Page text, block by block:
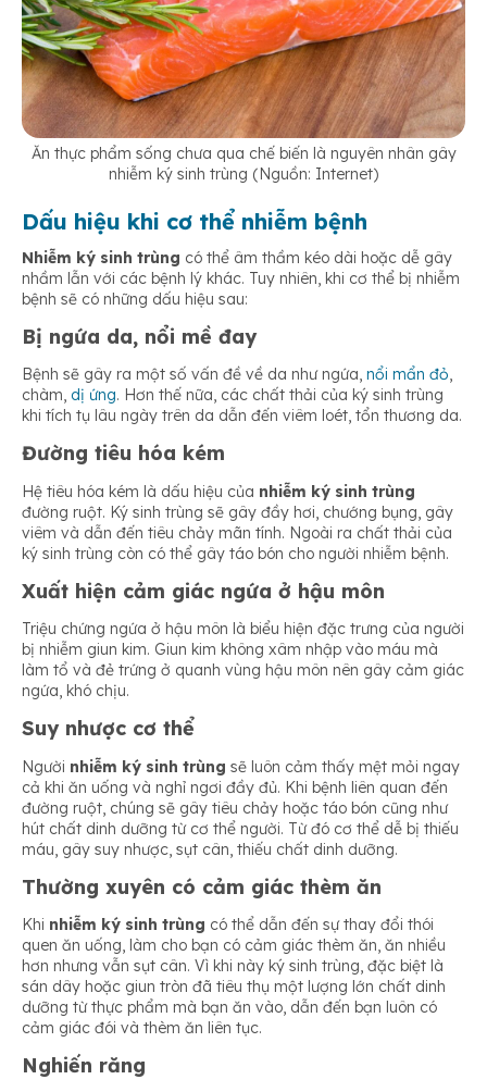
Ăn thực phẩm sống chưa qua chế biến là nguyên nhân gây
nhiễm ký sinh trùng (Nguồn: Internet)
Dấu hiệu khi cơ thể nhiễm bệnh
Nhiễm ký sinh trùng có thể âm thầm kéo dài hoặc dễ gây
nhầm lẫn với các bệnh lý khác. Tuy nhiên, khi cơ thể bị nhiễm
bệnh sẽ có những dấu hiệu sau:
Bị ngứa da, nổi mề đay
Bệnh sẽ gây ra một số vấn đề về da như ngứa, nổi mẩn đỏ,
chàm, dị ứng. Hơn thế nữa, các chất thải của ký sinh trùng
khi tích tụ lâu ngày trên da dẫn đến viêm loét, tổn thương da.
Đường tiêu hóa kém
Hệ tiêu hóa kém là dấu hiệu của nhiễm ký sinh trùng
đường ruột. Ký sinh trùng sẽ gây đầy hơi, chướng bụng, gây
viêm và dẫn đến tiêu chảy mãn tính. Ngoài ra chất thải của
ký sinh trùng còn có thể gây táo bón cho người nhiễm bệnh.
Xuất hiện cảm giác ngứa ở hậu môn
Triệu chứng ngứa ở hậu môn là biểu hiện đặc trưng của người
bị nhiễm giun kim. Giun kim không xâm nhập vào máu mà
làm tổ và đẻ trứng ở quanh vùng hậu môn nên gây cảm giác
ngứa, khó chịu.
Suy nhược cơ thể
Người nhiễm ký sinh trùng sẽ luôn cảm thấy mệt mỏi ngay
cả khi ăn uống và nghỉ ngơi đầy đủ. Khi bệnh liên quan đến
đường ruột, chúng sẽ gây tiêu chảy hoặc táo bón cũng như
hút chất dinh dưỡng từ cơ thể người. Từ đó cơ thể dễ bị thiếu
máu, gây suy nhược, sụt cân, thiếu chất dinh dưỡng.
Thường xuyên có cảm giác thèm ăn
Khi nhiễm ký sinh trùng có thể dẫn đến sự thay đổi thói
quen ăn uống, làm cho bạn có cảm giác thèm ăn, ăn nhiều
hơn nhưng vẫn sụt cân. Vì khi này ký sinh trùng, đặc biệt là
sán dây hoặc giun tròn đã tiêu thụ một lượng lớn chất dinh
dưỡng từ thực phẩm mà bạn ăn vào, dẫn đến bạn luôn có
cảm giác đói và thèm ăn liên tục.
Nghiến răng